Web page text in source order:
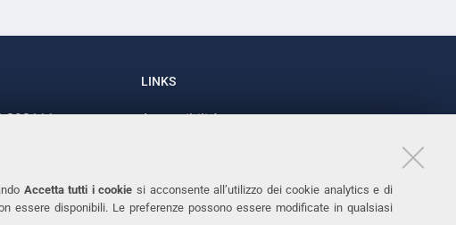
Accetta tutti i cookie si acconsente all’utilizzo dei cookie analytics e di
essere disponibili. Le preferenze possono essere modificate in qualsiasi
293111
LINKS
Accessibilità
Cookies